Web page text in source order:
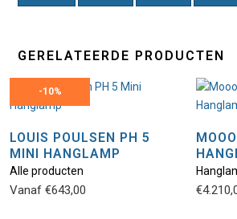
GERELATEERDE PRODUCTEN
-10%
LOUIS POULSEN PH 5
MINI HANGLAMP
Alle producten
Vanaf €643,00 €